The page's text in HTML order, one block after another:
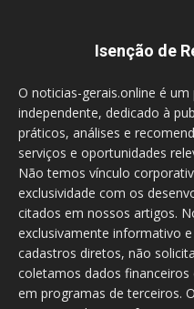
Isenção de
O noticias-gerais.online é
independente, dedicado à
práticos, análises e
serviços e oportunidades
Não temos vínculo
exclusividade com os
citados em nossos artigos.
exclusivamente informativo
cadastros diretos, não
coletamos dados
em programas de terceiros.